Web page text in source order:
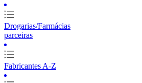
Drogarias/Farmácias
parceiras
Fabricantes A-Z